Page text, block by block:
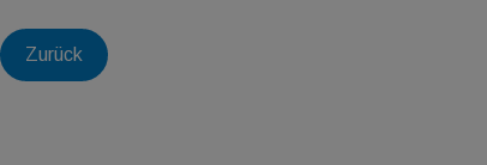
Zurück